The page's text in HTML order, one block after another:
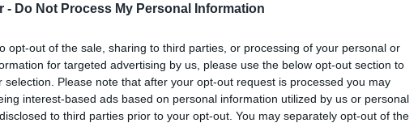
- Do Not Process My Personal Information
opt-out of the sale, sharing to third parties, or processing of your personal or
for targeted advertising by us, please use the below opt-out section to
selection. Please note that after your opt-out request is processed you may
interest-based ads based on personal information utilized by us or personal
to third parties prior to your opt-out. You may separately opt-out of the